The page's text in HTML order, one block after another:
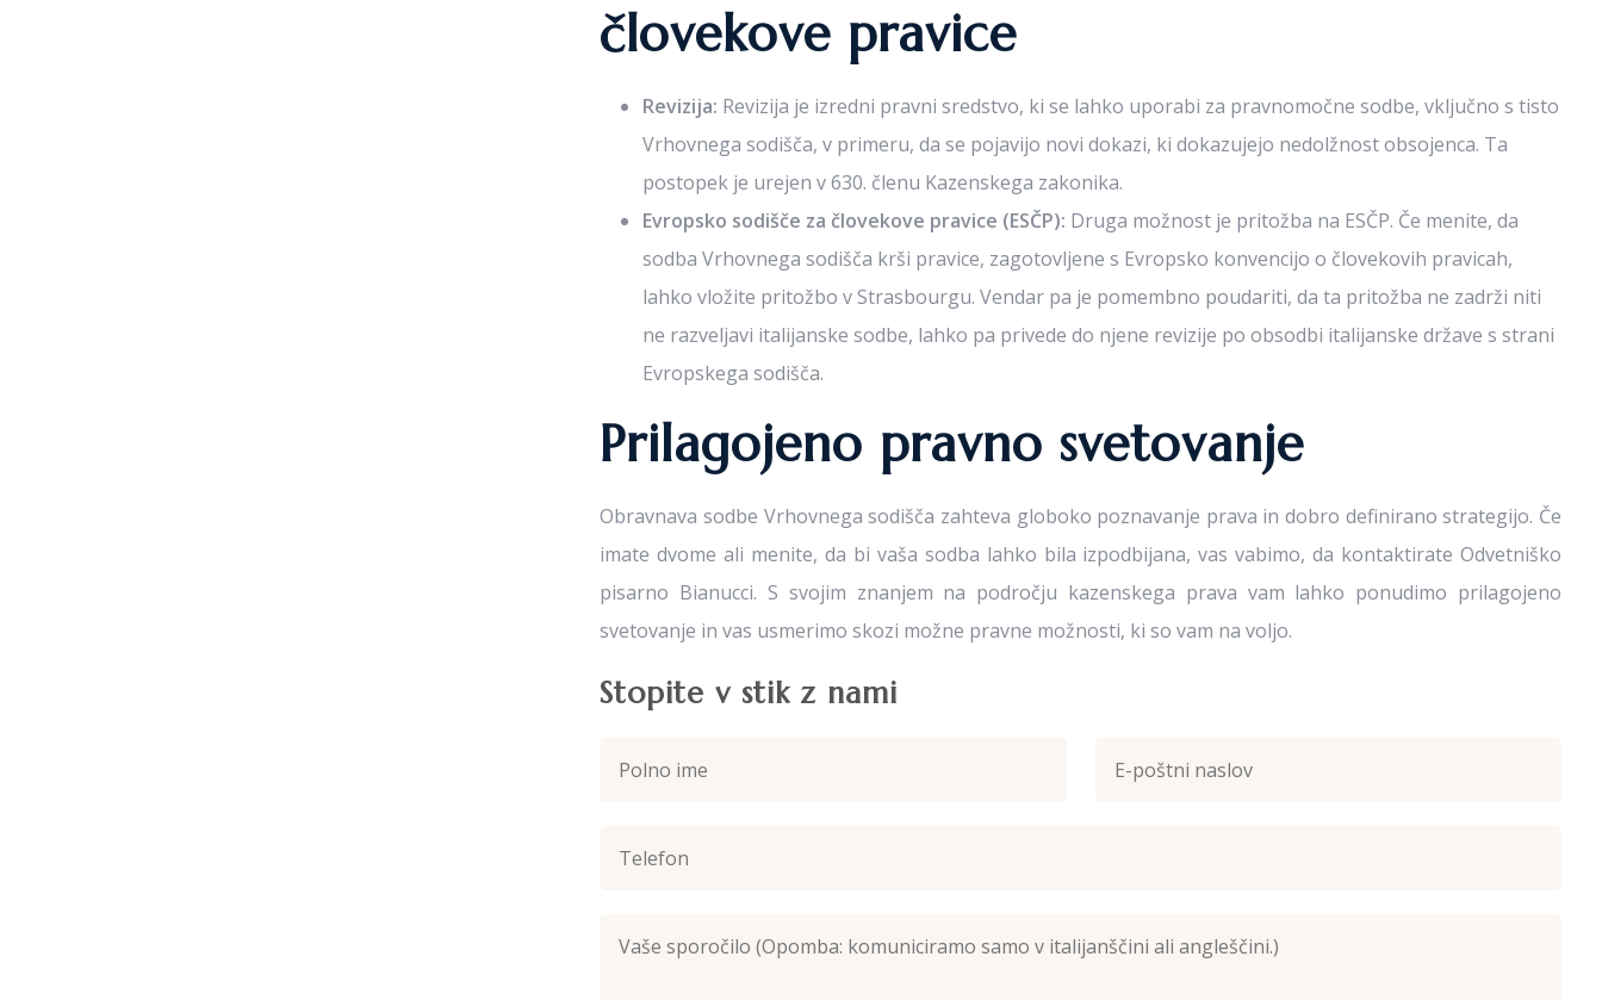
človekove pravice
Revizija: Revizija je izredni pravni sredstvo, ki se lahko uporabi za pravnomočne sodbe, vključno s tisto
Vrhovnega sodišča, v primeru, da se pojavijo novi dokazi, ki dokazujejo nedolžnost obsojenca. Ta
postopek je urejen v 630. členu Kazenskega zakonika.
Evropsko sodišče za človekove pravice (ESČP): Druga možnost je pritožba na ESČP. Če menite, da
sodba Vrhovnega sodišča krši pravice, zagotovljene s Evropsko konvencijo o človekovih pravicah,
lahko vložite pritožbo v Strasbourgu. Vendar pa je pomembno poudariti, da ta pritožba ne zadrži niti
ne razveljavi italijanske sodbe, lahko pa privede do njene revizije po obsodbi italijanske države s strani
Evropskega sodišča.
Prilagojeno pravno svetovanje
Obravnava sodbe Vrhovnega sodišča zahteva globoko poznavanje prava in dobro definirano strategijo. Če
imate dvome ali menite, da bi vaša sodba lahko bila izpodbijana, vas vabimo, da kontaktirate Odvetniško
pisarno Bianucci. S svojim znanjem na področju kazenskega prava vam lahko ponudimo prilagojeno
svetovanje in vas usmerimo skozi možne pravne možnosti, ki so vam na voljo.
Stopite v stik z nami